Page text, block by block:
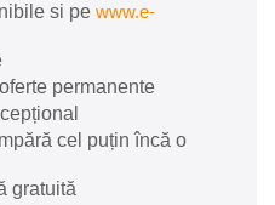
si pe www.e-
permanente
cel puțin încă o
gratuită